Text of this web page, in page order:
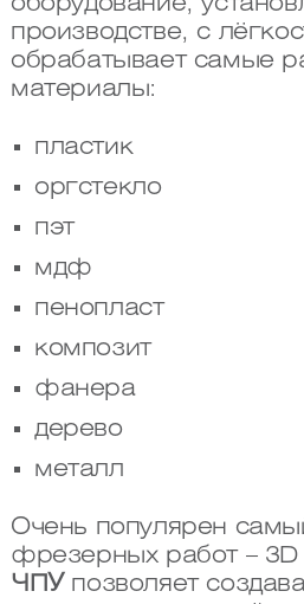
оборудование,
производстве, с
обрабатывает самые
материалы:
пластик
оргстекло
пэт
мдф
пенопласт
композит
фанера
дерево
металл
Очень популярен
фрезерных работ – 3D
ЧПУ позволяет